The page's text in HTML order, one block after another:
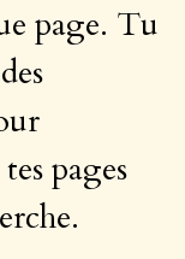
page. Tu
pages